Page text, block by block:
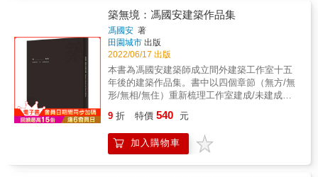
透過這些故事，我們可以了解是哪些人讓這些
故事變得偉大， 而這件事最有價值的一面，就
是我們對自己又多了解了一些。 本書所介紹的
古今世界著名建築── 從赫米烏努大師的埃及金
字塔，到貝聿銘設計的羅浮宮玻璃金字塔，古
今對照； 由約恩&middot;烏松設計的雪梨歌劇
院，已被列為世界遺產，為澳洲帶來龐大的觀
&middot;蓋爾，將墨爾本打造成為世界最宜居
的城市之一； 中國明朝建築師蒯祥率領香山工
匠興建的紫禁城，是古代宮殿藝術的集大成之
被稱為「不良外國人群聚地」， 這種不良色彩
吸引了年輕人。 世田谷‧中央線沿線 我在吉祥
寺和下北澤，利用廢品（垃圾）設計了廉價的
串烤店和小酒家。 這類小酒家也是連繫東京與
大地的重要絲線。 透過垃圾，大地與人類相
連。 銀座‧丸之內 銀座再過去有歌舞伎座。江
戶時代， 散布在日本橋與木挽町一帶的歌舞伎
小劇場， 被江戶幕府視為反政府的危險娛樂設
施，受到監視。 進入明治時代以後，需要一個
木挽町興建了大型歌舞伎座。 歌舞伎座多災多
難，經歷祝融、地震及轟炸， 多次重建，我受
託設計第五代的歌舞伎座。 淺草‧押上 即使是
時與罪人共食，犯安息日為人醫病，都在挑戰
傳統猶太人對於教條式形式主義來區分聖俗的
謬誤。真正的神聖性是透過日常實踐而非儀禮
流程中得到的「重生」，福音的傳播是藉著信
徒分散而非聚集來完成，神聖的「召喚」更來
自日常動靜中的靈光啟發，甚於聖殿敬拜裡的
聖靈充滿。 廖偉立建築師一系列的台灣教會建
直以來台灣教會建築制式的後現代樣板印象，
為沈寂已久的都市「靈性空間」，注入足以容
納台灣社會信仰轉變的巨大能量。由於台灣密
集的都市涵構，使得城市教會建築的複合與垂
活中，虛擬世界的應用將會持續演化與融合在
我們生活中，也提供未來人們更多元的交流平
台。看完這本書，或許會發現新冠疫情是危機
也是轉機，不僅提供原本停滯不前的虛擬實境
一個新的舞台，也快速提供虛擬實境跨領域的
機會。
築無境：馮國安建築作品集
馮國安 著
田園城市 出版
2022/06/17 出版
本書為馮國安建築師成立間外建築工作室十五
年後的建築作品集。書中以四個章節（無方/無
形/無相/無住）重新梳理工作室建成/未建成作
與自然的和諧關係。 無造章節介紹設計教育的
成果， 如何在設計師與教師身分之間實現建築
理想。 無念章節為三篇關於作者的文章， 以客
9 折 特價 540 元
加入購物車